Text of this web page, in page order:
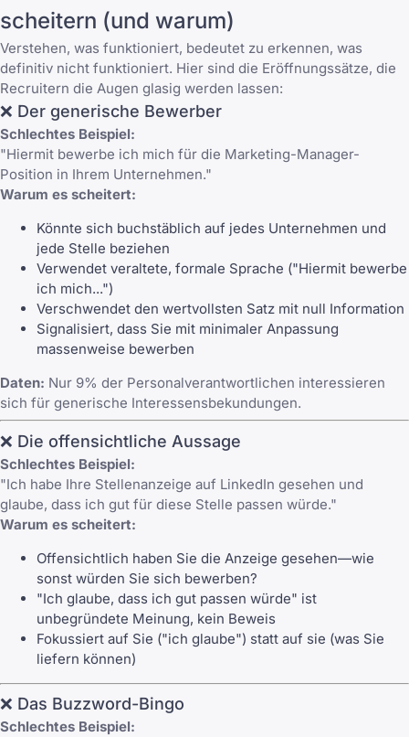
scheitern (und warum)
Verstehen, was funktioniert, bedeutet zu erkennen, was
definitiv nicht funktioniert. Hier sind die Eröffnungssätze, die
Recruitern die Augen glasig werden lassen:
❌ Der generische Bewerber
Schlechtes Beispiel:
"Hiermit bewerbe ich mich für die Marketing-Manager-
Position in Ihrem Unternehmen."
Warum es scheitert:
Könnte sich buchstäblich auf jedes Unternehmen und
jede Stelle beziehen
Verwendet veraltete, formale Sprache ("Hiermit bewerbe
ich mich...")
Verschwendet den wertvollsten Satz mit null Information
Signalisiert, dass Sie mit minimaler Anpassung
massenweise bewerben
Daten: Nur 9% der Personalverantwortlichen interessieren
sich für generische Interessensbekundungen.
❌ Die offensichtliche Aussage
Schlechtes Beispiel:
"Ich habe Ihre Stellenanzeige auf LinkedIn gesehen und
glaube, dass ich gut für diese Stelle passen würde."
Warum es scheitert:
Offensichtlich haben Sie die Anzeige gesehen—wie
sonst würden Sie sich bewerben?
"Ich glaube, dass ich gut passen würde" ist
unbegründete Meinung, kein Beweis
Fokussiert auf Sie ("ich glaube") statt auf sie (was Sie
liefern können)
❌ Das Buzzword-Bingo
Schlechtes Beispiel: